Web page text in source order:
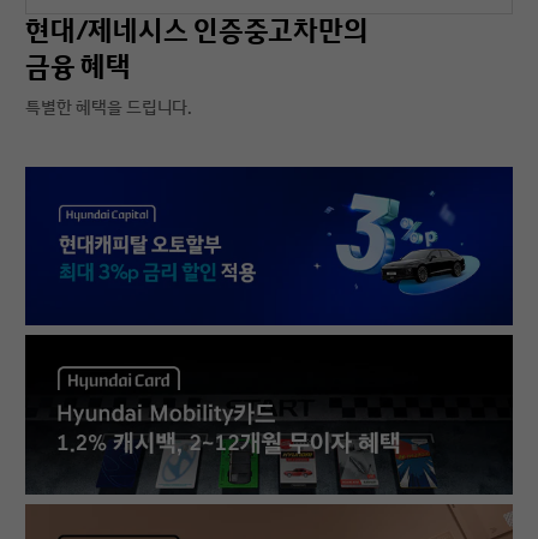
현대/제네시스 인증중고차만의
금융 혜택
특별한 혜택을 드립니다.